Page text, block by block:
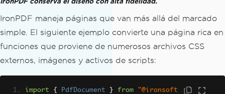
IronPDF maneja páginas que van más allá del marcado
simple. El siguiente ejemplo convierte una página rica en
funciones que proviene de numerosos archivos CSS
externos, imágenes y activos de scripts:
import { PdfDocument } from
"@ironsoft